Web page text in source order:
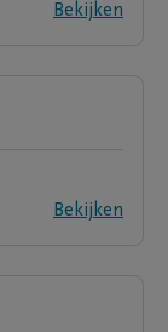
Bekijken
Bekijken